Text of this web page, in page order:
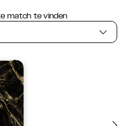
match te vinden